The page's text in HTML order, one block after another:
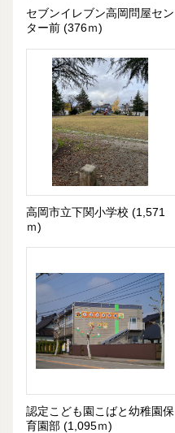
セブンイレブン高岡問屋セン
ター前 (376ｍ)
高岡市立下関小学校 (1,571
ｍ)
認定こども園こばと幼稚園保
育園部 (1,095ｍ)